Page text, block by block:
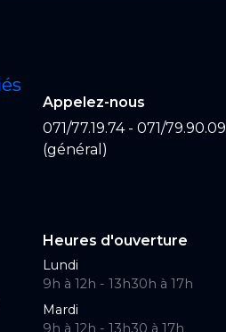
Appelez-nous
071/77.19.74 - 071/79.90.09
(général)
Heures d'ouverture
Lundi
9h à 12h - 13h30h à 17h
Mardi
9h à 12h - 13h30 à 17h